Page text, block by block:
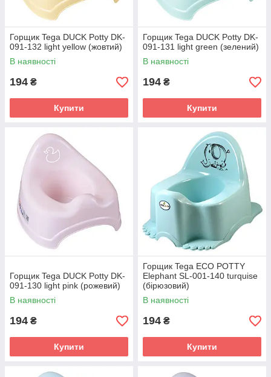
Горщик Tega DUCK Potty DK-
091-132 light yellow (жовтий)
В наявності
194 ₴
Купити
Горщик Tega DUCK Potty DK-
091-131 light green (зелений)
В наявності
194 ₴
Купити
Горщик Tega DUCK Potty DK-
091-130 light pink (рожевий)
В наявності
194 ₴
Купити
Горщик Tega ECO POTTY
Elephant SL-001-140 turquise
(бірюзовий)
В наявності
194 ₴
Купити